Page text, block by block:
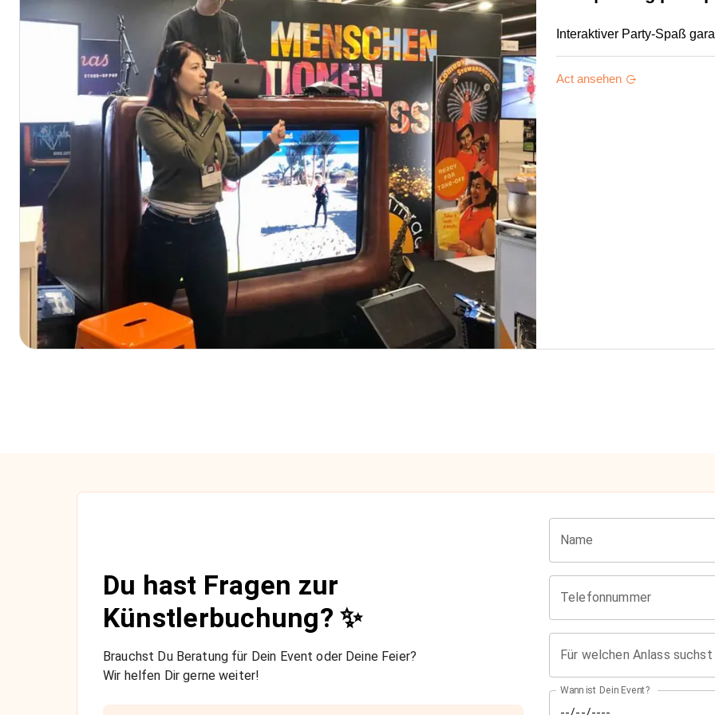
Interaktiver Party-Spaß
Act ansehen
Du hast Fragen zur
Künstlerbuchung? ✨
Brauchst Du Beratung für Dein Event oder Deine Feier?
Wir helfen Dir gerne weiter!
Name
Telefonnummer
Für welchen Anlass
Wann ist Dein Event?